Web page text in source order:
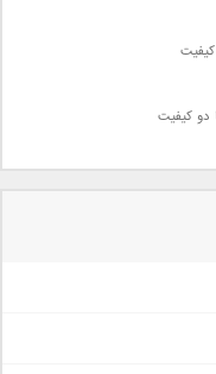
دو کیفیت